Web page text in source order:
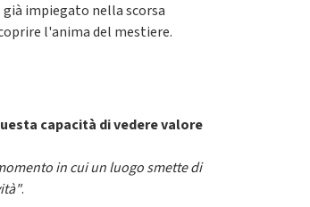
impiegato nella scorsa
l'anima del mestiere.
capacità di vedere valore
in cui un luogo smette di
.